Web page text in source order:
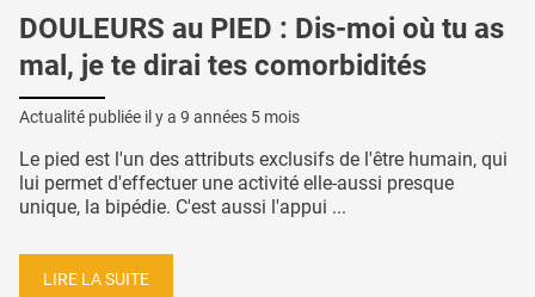
DOULEURS au PIED : Dis-moi où tu as
mal, je te dirai tes comorbidités
Actualité publiée il y a 9 années 5 mois
Le pied est l'un des attributs exclusifs de l'être humain, qui
lui permet d'effectuer une activité elle-aussi presque
unique, la bipédie. C'est aussi l'appui ...
LIRE LA SUITE